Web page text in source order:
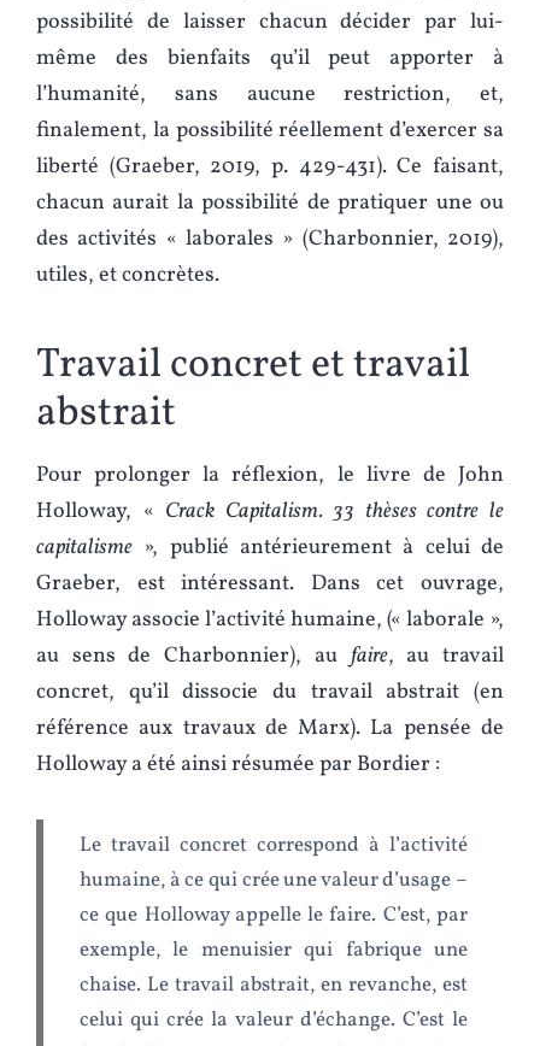
possibilité de laisser chacun décider par lui-
même des bienfaits qu’il peut apporter à
l’humanité, sans aucune restriction, et,
finalement, la possibilité réellement d’exercer sa
liberté (Graeber, 2019, p. 429-431). Ce faisant,
chacun aurait la possibilité de pratiquer une ou
des activités « laborales » (Charbonnier, 2019),
utiles, et concrètes.
Travail concret et travail
abstrait
Pour prolonger la réflexion, le livre de John
Holloway, « Crack Capitalism. 33 thèses contre le
capitalisme », publié antérieurement à celui de
Graeber, est intéressant. Dans cet ouvrage,
Holloway associe l’activité humaine, (« laborale »,
au sens de Charbonnier), au faire, au travail
concret, qu’il dissocie du travail abstrait (en
référence aux travaux de Marx). La pensée de
Holloway a été ainsi résumée par Bordier :
Le travail concret correspond à l’activité
humaine, à ce qui crée une valeur d’usage –
ce que Holloway appelle le faire. C’est, par
exemple, le menuisier qui fabrique une
chaise. Le travail abstrait, en revanche, est
celui qui crée la valeur d’échange. C’est le